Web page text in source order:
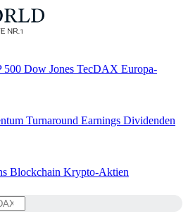
500 Dow Jones TecDAX Europa-
Turnaround Earnings Dividenden
Blockchain Krypto-Aktien